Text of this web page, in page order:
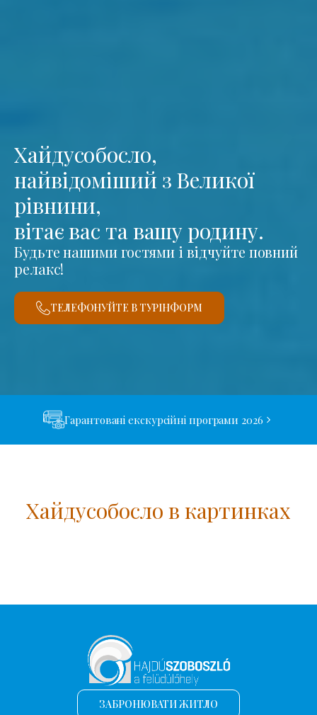
Хайдусобосло,
найвідоміший з Великої
рівнини,
вітає вас та вашу родину.
Будьте нашими гостями і відчуйте повний
релакс!
ТЕЛЕФОНУЙТЕ В ТУРІНФОРМ
Гарантовані екскурсійні програми 2026
Хайдусобосло в картинках
ЗАБРОНЮВАТИ ЖИТЛО